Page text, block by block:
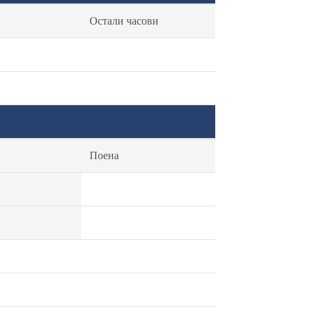
Остали часови
Поена